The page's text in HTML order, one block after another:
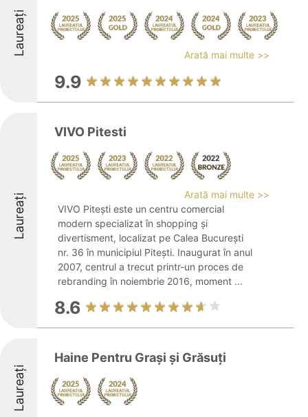
Laureați Arată mai multe >>
9.9
Laureați
VIVO Pitesti
Arată mai multe >>
VIVO Pitești este un centru comercial
modern specializat în shopping și
divertisment, localizat pe Calea București
nr. 36 în municipiul Pitești. Inaugurat în anul
2007, centrul a trecut printr-un proces de
rebranding în noiembrie 2016, moment ...
8.6
Laureați
Haine Pentru Graşi şi Grăsuţi